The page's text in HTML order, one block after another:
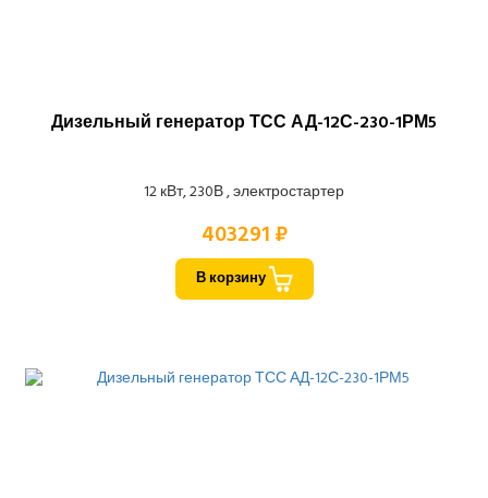
Дизельный генератор ТСС АД-12С-230-1РМ5
12 кВт, 230В , электростартер
403291 ₽
В корзину